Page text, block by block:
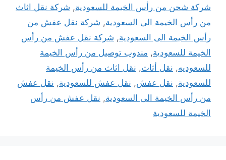
شركة شحن من رأس الخيمة للسعودية, شركة نقل اثاث
من رأس الخيمة الى السعودية, شركة نقل عفش من
رأس الخيمة الى السعودية, شركة نقل عفش من رأس
الخيمة للسعودية, مندوب توصيل من رأس الخيمة
للسعوديه, نقل أثاث, نقل اثاث من رأس الخيمة
للسعودية, نقل عفش, نقل عفش للسعودية, نقل عفش
من رأس الخيمة الى السعودية, نقل عفش من رأس
الخيمة للسعودية